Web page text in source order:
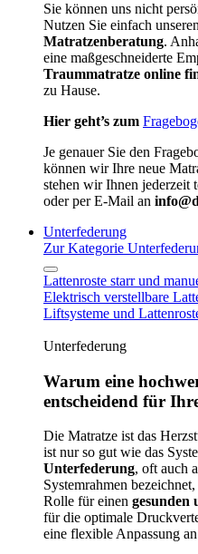
Sie können uns nicht
Nutzen Sie einfach unseren
Matratzenberatung.
eine maßgeschneiderte
Traummatratze online
zu Hause.
Hier geht’s zum
Je genauer Sie den
können wir Ihre neue
stehen wir Ihnen jederzeit
oder per E-Mail an
Unterfederung
Zur Kategorie
Lattenroste starr und
Elektrisch verstellbare
Liftsysteme und
Unterfederung
Warum eine
entscheidend für
Die Matratze ist das
ist nur so gut wie das
Unterfederung, oft auch
Systemrahmen
Rolle für einen gesunden
für die optimale
eine flexible Anpassung